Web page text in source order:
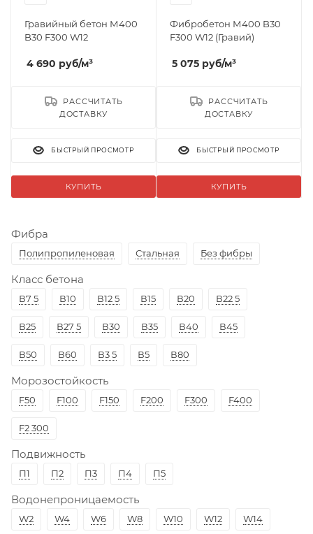
Гравийный бетон М400
B30 F300 W12
4 690 руб/м³
КУПИТЬ
РАССЧИТАТЬ
ДОСТАВКУ
БЫСТРЫЙ ПРОСМОТР
Фибробетон М400 B30
F300 W12 (Гравий)
5 075 руб/м³
КУПИТЬ
РАССЧИТАТЬ
ДОСТАВКУ
БЫСТРЫЙ ПРОСМОТР
Фибра
Полипропиленовая Стальная Без фибры
Класс бетона
В7 5 В10 В12 5 В15 В20 В22 5
В25 В27 5 В30 В35 В40 В45
В50 В60 В3 5 В5 В80
Морозостойкость
F50 F100 F150 F200 F300 F400
F2 300
Подвижность
П1 П2 П3 П4 П5
Водонепроницаемость
W2 W4 W6 W8 W10 W12 W14